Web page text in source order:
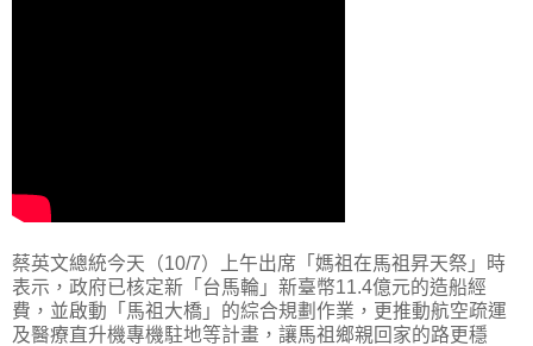
蔡英文總統今天（10/7）上午出席「媽祖在馬祖昇天祭」時
表示，政府已核定新「台馬輪」新臺幣11.4億元的造船經
費，並啟動「馬祖大橋」的綜合規劃作業，更推動航空疏運
及醫療直升機專機駐地等計畫，讓馬祖鄉親回家的路更穩